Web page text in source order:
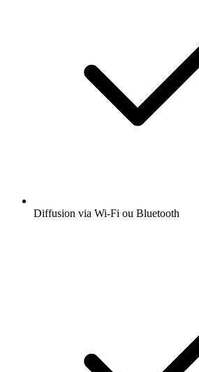
Diffusion via Wi-Fi ou Bluetooth